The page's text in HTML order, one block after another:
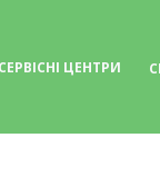
СЕРВІСНІ ЦЕНТРИ